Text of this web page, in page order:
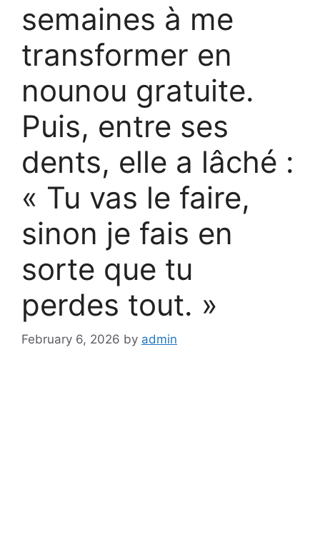
semaines à me
transformer en
nounou gratuite.
Puis, entre ses
dents, elle a lâché :
« Tu vas le faire,
sinon je fais en
sorte que tu
perdes tout. »
February 6, 2026 by admin